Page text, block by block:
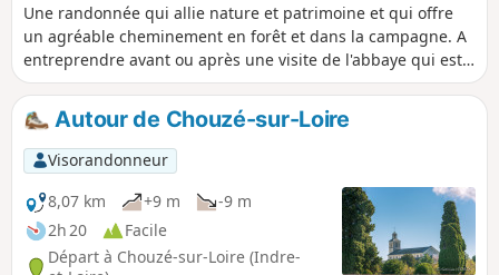
Une randonnée qui allie nature et patrimoine et qui offre
un agréable cheminement en forêt et dans la campagne. A
entreprendre avant ou après une visite de l'abbaye qui est
un haut lieu de l'art roman.
Autour de Chouzé-sur-Loire
Visorandonneur
8,07 km
+9 m
-9 m
2h 20
Facile
Départ à Chouzé-sur-Loire (Indre-